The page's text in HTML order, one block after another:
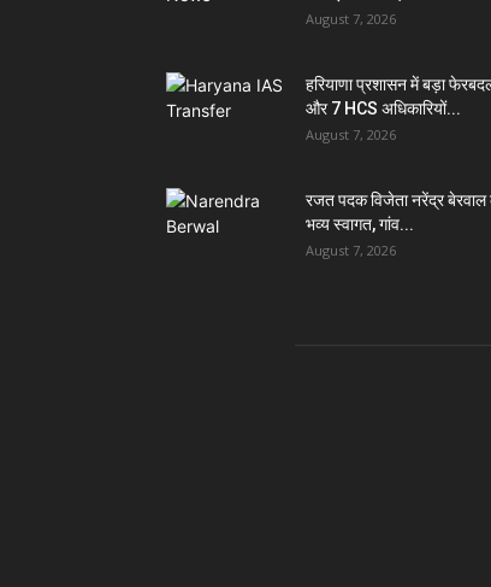
August 7, 2026
हरियाणा प्रशासन में बड़ा
और 7 HCS अधिकारियों...
August 7, 2026
रजत पदक विजेता नरेंद्र बेरवाल
भव्य स्वागत, गांव...
August 7, 2026